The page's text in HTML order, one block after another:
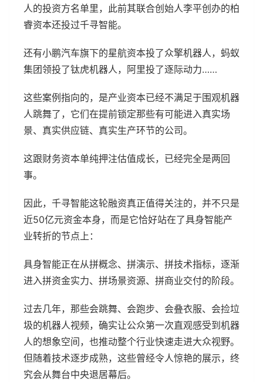
人的投资方名单里，此前其联合创始人李平创办的柏
睿资本还投过千寻智能。
还有小鹏汽车旗下的星航资本投了众擎机器人，蚂蚁
集团领投了钛虎机器人，阿里投了逐际动力……
这些案例指向的，是产业资本已经不满足于围观机器
人跳舞了，它们在提前锁定那些有可能进入真实场
景、真实供应链、真实生产环节的公司。
这跟财务资本单纯押注估值成长，已经完全是两回
事。
因此，千寻智能这轮融资真正值得关注的，并不只是
近50亿元资金本身，而是它恰好站在了具身智能产
业转折的节点上：
具身智能正在从拼概念、拼演示、拼技术指标，逐渐
进入拼资金实力、拼场景资源、拼商业交付的阶段。
过去几年，那些会跳舞、会跑步、会叠衣服、会捡垃
圾的机器人视频，确实让公众第一次直观感受到机器
人的想象空间，也推动整个行业快速走进大众视野。
但随着技术逐步成熟，这些曾经令人惊艳的展示，终
究会从舞台中央退居幕后。